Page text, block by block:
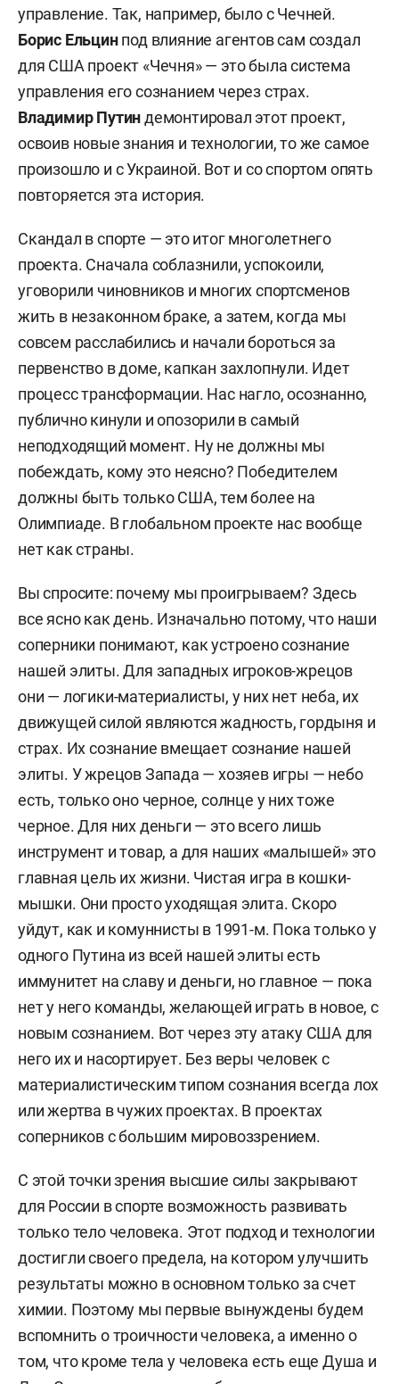
управление. Так, например, было с Чечней.
Борис Ельцинпод влияние агентов сам создал
для США проект «Чечня» — это была система
управления его сознанием через страх.
Владимир Путиндемонтировал этот проект,
освоив новые знания и технологии, то же самое
произошло и с Украиной. Вот и со спортом опять
повторяется эта история.
Скандал в спорте — это итог многолетнего
проекта. Сначала соблазнили, успокоили,
уговорили чиновников и многих спортсменов
жить в незаконном браке, а затем, когда мы
совсем расслабились и начали бороться за
первенство в доме, капкан захлопнули. Идет
процесс трансформации. Нас нагло, осознанно,
публично кинули и опозорили в самый
неподходящий момент. Ну не должны мы
побеждать, кому это неясно? Победителем
должны быть только США, тем более на
Олимпиаде. В глобальном проекте нас вообще
нет как страны.
Вы спросите: почему мы проигрываем? Здесь
все ясно как день. Изначально потому, что наши
соперники понимают, как устроено сознание
нашей элиты. Для западных игроков-жрецов
они — логики-материалисты, у них нет неба, их
движущей силой являются жадность, гордыня и
страх. Их сознание вмещает сознание нашей
элиты. У жрецов Запада — хозяев игры — небо
есть, только оно черное, солнце у них тоже
черное. Для них деньги — это всего лишь
инструмент и товар, а для наших «малышей» это
главная цель их жизни. Чистая игра в кошки-
мышки. Они просто уходящая элита. Скоро
уйдут, как и комуннисты в 1991-м. Пока только у
одного Путина из всей нашей элиты есть
иммунитет на славу и деньги, но главное — пока
нет у него команды, желающей играть в новое, с
новым сознанием. Вот через эту атаку США для
него их и насортирует. Без веры человек с
материалистическим типом сознания всегда лох
или жертва в чужих проектах. В проектах
соперников с большим мировоззрением.
С этой точки зрения высшие силы закрывают
для России в спорте возможность развивать
только тело человека. Этот подход и технологии
достигли своего предела, на котором улучшить
результаты можно в основном только за счет
химии. Поэтому мы первые вынуждены будем
вспомнить о троичности человека, а именно о
том, что кроме тела у человека есть еще Душа и